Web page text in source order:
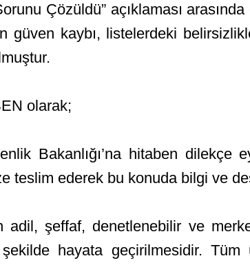
Çözüldü” açıklaması
güven kaybı, listelerdeki
olarak;
Bakanlığı’na hitaben dilekçe
teslim ederek bu konuda bilgi ve
adil, şeffaf, denetlenebilir ve
hayata geçirilmesidir.